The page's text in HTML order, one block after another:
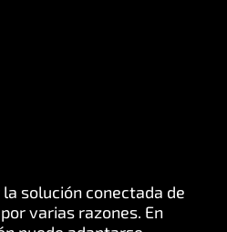
solución conectada de
varias razones. En